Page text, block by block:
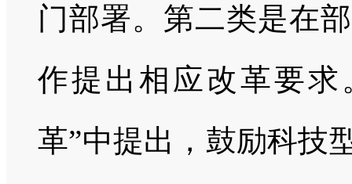
门部署。第二类是在
作提出相应改革要
革”中提出，鼓励科技